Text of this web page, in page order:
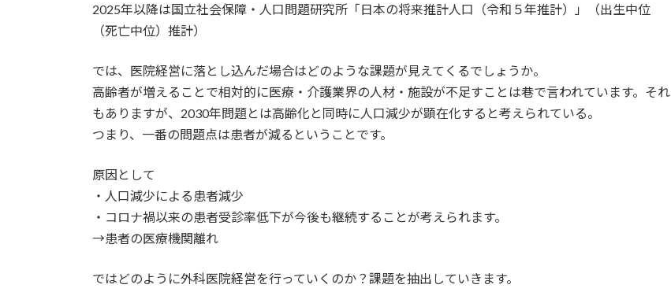
2025年以降は国立社会保障・人口問題研究所「日本の将来推計人口（令和５年推計）」（出生中位
（死亡中位）推計）
では、医院経営に落とし込んだ場合はどのような課題が見えてくるでしょうか。
高齢者が増えることで相対的に医療・介護業界の人材・施設が不足すことは巷で言われています。それ
もありますが、2030年問題とは高齢化と同時に人口減少が顕在化すると考えられている。
つまり、一番の問題点は患者が減るということです。
原因として
・人口減少による患者減少
・コロナ禍以来の患者受診率低下が今後も継続することが考えられます。
→患者の医療機関離れ
ではどのように外科医院経営を行っていくのか？課題を抽出していきます。